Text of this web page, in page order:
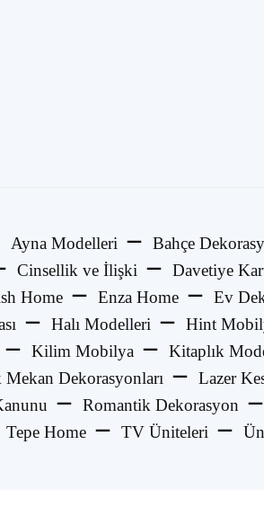
Ayna Modelleri Bahçe
Cinsellik ve İlişki Davetiye
Home Enza Home Ev
Halı Modelleri Hint
Kilim Mobilya Kitaplık
Dekorasyonları Lazer
Romantik Dekorasyon
Tepe Home TV Üniteleri